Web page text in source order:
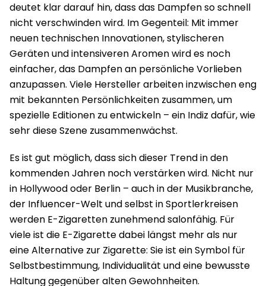
deutet klar darauf hin, dass das Dampfen so schnell
nicht verschwinden wird. Im Gegenteil: Mit immer
neuen technischen Innovationen, stylischeren
Geräten und intensiveren Aromen wird es noch
einfacher, das Dampfen an persönliche Vorlieben
anzupassen. Viele Hersteller arbeiten inzwischen eng
mit bekannten Persönlichkeiten zusammen, um
spezielle Editionen zu entwickeln – ein Indiz dafür, wie
sehr diese Szene zusammenwächst.
Es ist gut möglich, dass sich dieser Trend in den
kommenden Jahren noch verstärken wird. Nicht nur
in Hollywood oder Berlin – auch in der Musikbranche,
der Influencer-Welt und selbst in Sportlerkreisen
werden E-Zigaretten zunehmend salonfähig. Für
viele ist die E-Zigarette dabei längst mehr als nur
eine Alternative zur Zigarette: Sie ist ein Symbol für
Selbstbestimmung, Individualität und eine bewusste
Haltung gegenüber alten Gewohnheiten.